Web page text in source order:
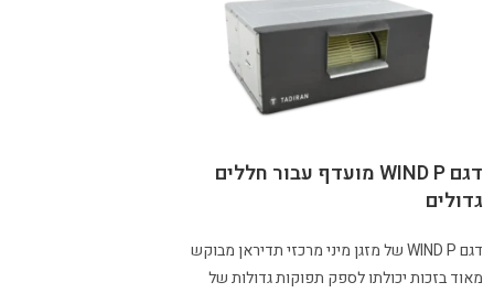
דגם WIND P מועדף עבור חללים
גדולים
דגם WIND P של מזגן מיני מרכזי תדיראן מבוקש
מאוד בזכות יכולתו לספק תפוקות גדולות של